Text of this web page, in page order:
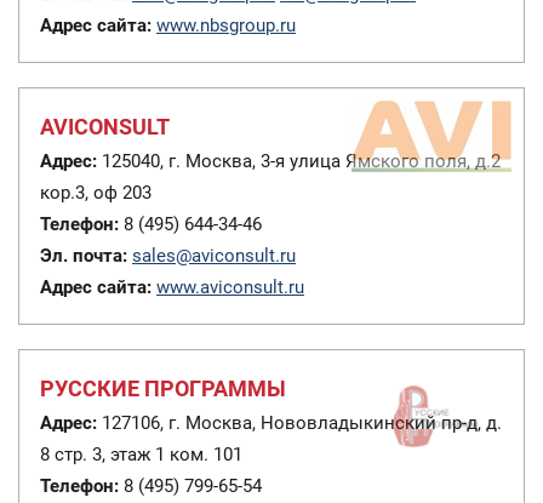
Адрес сайта: www.nbsgroup.ru
AVICONSULT
Адрес: 125040, г. Москва, 3-я улица Ямского поля, д.2
кор.3, оф 203
Телефон: 8 (495) 644-34-46
Эл. почта: sales@aviconsult.ru
Адрес сайта: www.aviconsult.ru
РУССКИЕ ПРОГРАММЫ
Адрес: 127106, г. Москва, Нововладыкинский пр-д, д.
8 стр. 3, этаж 1 ком. 101
Телефон: 8 (495) 799-65-54